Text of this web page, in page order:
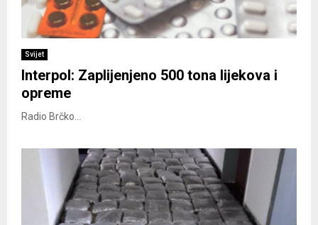
Svijet
Interpol: Zaplijenjeno 500 tona lijekova i
opreme
Radio Brčko...